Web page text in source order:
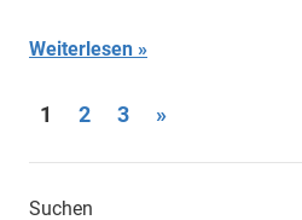
Weiterlesen
Beitragsnavigation
1 2 3
Nächste
»
Suchen